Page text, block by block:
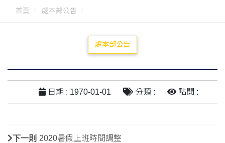
首頁 處本部公告
處本部公告
日期 : 1970-01-01 分類 : 點閱 :
下一則 2020暑假上班時間調整